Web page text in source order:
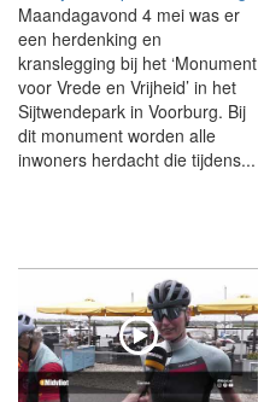
Maandagavond 4 mei was er
een herdenking en
kranslegging bij het ‘Monument
voor Vrede en Vrijheid’ in het
Sijtwendepark in Voorburg. Bij
dit monument worden alle
inwoners herdacht die tijdens...